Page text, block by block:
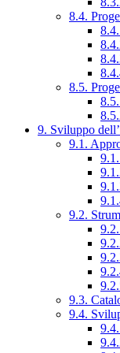
8.4.
8.5.
9. Sviluppo
9.1.
9.2.
9.3.
9.4.